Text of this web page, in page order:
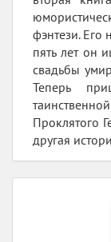
фэнтези.
пять лет он
свадьбы
Теперь
Проклятого
другая